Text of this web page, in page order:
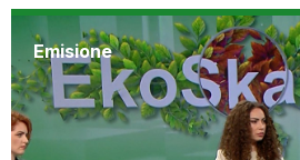
Emisione